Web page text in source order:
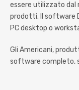
essere utilizzato dal
prodotti. Il software
PC desktop o
Gli Americani,
software completo,